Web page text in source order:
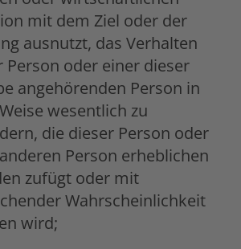
mit dem Ziel oder der
ausnutzt, das Verhalten
Person oder einer dieser
angehörenden Person in
wesentlich zu
die dieser Person oder
Person erheblichen
zufügt oder mit
Wahrscheinlichkeit
wird;